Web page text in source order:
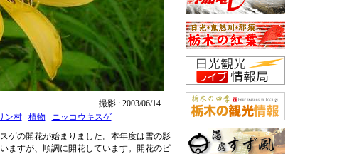
撮影 : 2003/06/14
ン村 植物
ニッコウキスゲ
ゲの開花が始まりました。本年度は雪の影
ますが、順調に開花しています。開花のピ